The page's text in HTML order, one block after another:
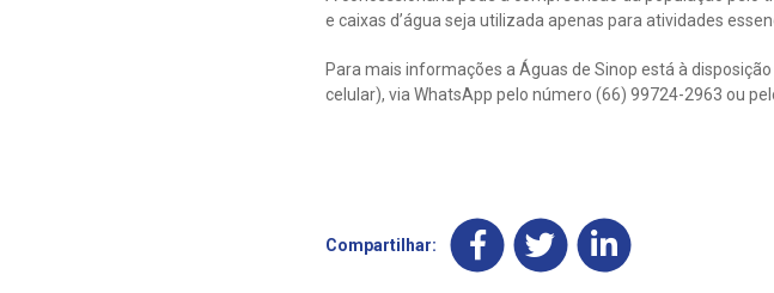
e caixas d’água seja utilizada apenas para atividades
Para mais informações a Águas de Sinop está à
celular), via WhatsApp pelo número (66) 99724-2963 ou
Compartilhar: